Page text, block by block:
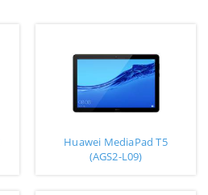
Huawei MediaPad T5
(AGS2-L09)